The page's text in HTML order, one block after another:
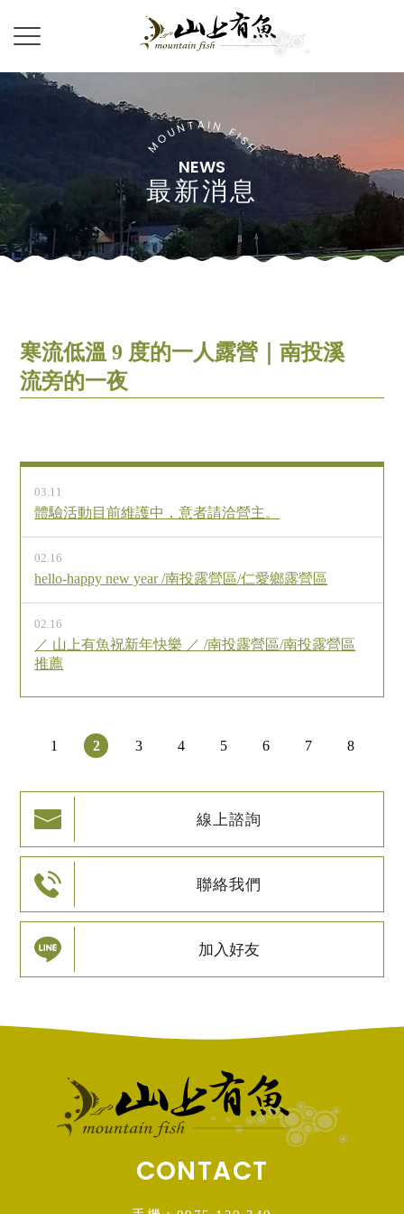
最新消息
寒流低溫 9 度的一人露營｜南投溪
流旁的一夜
03.11
體驗活動目前維護中，意者請洽營主。
02.16
hello-happy new year /南投露營區/仁愛鄉露營區
02.16
／ 山上有魚祝新年快樂 ／ /南投露營區/南投露營區
推薦
1 2 3 4 5 6 7 8
線上諮詢
聯絡我們
加入好友
CONTACT